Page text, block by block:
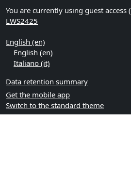
You are currently using guest access (
LWS2425
English ‎(en)‎
English ‎(en)‎
Italiano ‎(it)‎
Data retention summary
Get the mobile app
Switch to the standard theme